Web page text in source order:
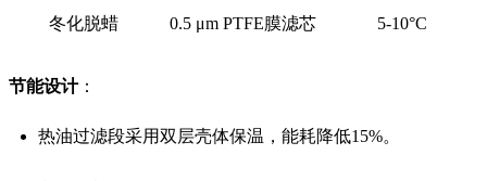
冬化脱蜡 0.5 μm PTFE膜滤芯 5-10°C
节能设计：
热油过滤段采用双层壳体保温，能耗降低15%。